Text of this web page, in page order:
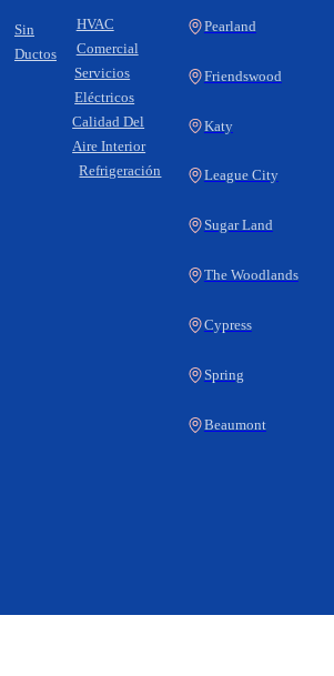
Sin
Ductos
HVAC
Comercial
Servicios
Eléctricos
Calidad Del
Aire Interior
Refrigeración
Pearland
Friendswood
Katy
League City
Sugar Land
The Woodlands
Cypress
Spring
Beaumont